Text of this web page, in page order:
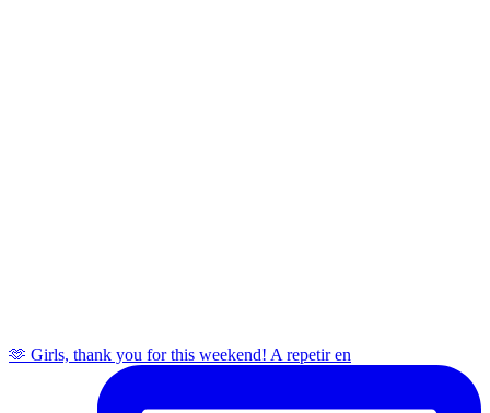
🫶 Girls, thank you for this weekend! A repetir en